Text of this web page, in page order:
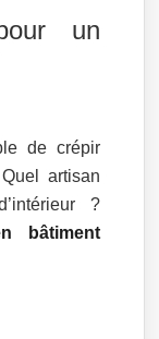
un
de crépir
artisan
?
bâtiment